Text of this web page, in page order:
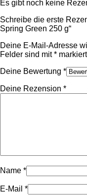
Es gibt noch keine
Schreibe die erste
Spring Green 250 g“
Deine E-Mail-Adresse
Felder sind mit* markiert
Deine Bewertung *
Deine Rezension *
Name *
E-Mail *